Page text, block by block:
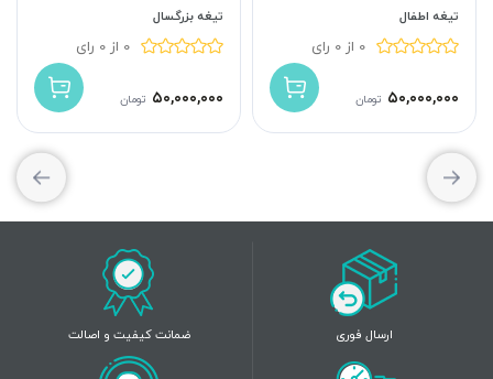
تیغه اطفال
0 از 0 رای
۵۰,۰۰۰,۰۰۰ تومان
تیغه بزرگسال
0 از 0 رای
۵۰,۰۰۰,۰۰۰ تومان
ارسال فوری ضمانت کیفیت و اصالت